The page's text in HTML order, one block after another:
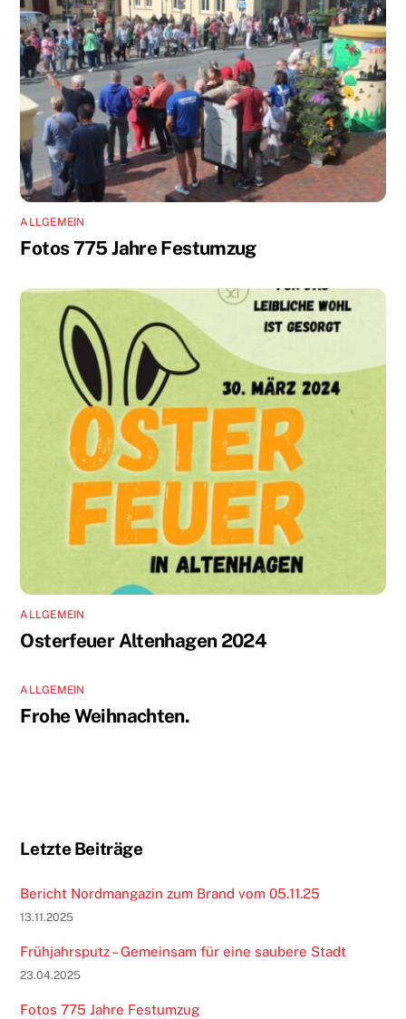
ALLGEMEIN
Fotos 775 Jahre Festumzug
ALLGEMEIN
Osterfeuer Altenhagen 2024
ALLGEMEIN
Frohe Weihnachten.
Letzte Beiträge
Bericht Nordmangazin zum Brand vom 05.11.25
13.11.2025
Frühjahrsputz – Gemeinsam für eine saubere Stadt
23.04.2025
Fotos 775 Jahre Festumzug